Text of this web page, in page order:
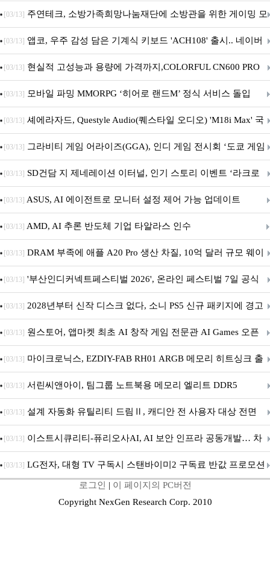
픈
[03/13] 주연테크, 소방가족희망나눔재단에 소방관을 위한 게이밍 모
니터·스마트 펫 침대 기부
[03/13] 앱코, 우주 감성 담은 기계식 키보드 'ACH108' 출시.. 네이버
브랜드데이 기획전 진행
[03/13] 현실적 고성능과 용량에 가격까지,COLORFUL CN600 PRO
M.2 NVMe 디앤디컴 1TB
[03/13] 모바일 파밍 MMORPG ‘히어로 랜드M’ 정식 서비스 돌입
[03/13] 셰에라자드, Questyle Audio(퀘스타일 오디오) 'M18i Max' 국
내 정식 출시
[03/13] 그라비티 게임 어라이즈(GGA), 인디 게임 전시회 ‘도쿄 게임
던전 13’ 참가!
[03/13] SD건담 지 제네레이션 이터널, 인기 스토리 이벤트 ‘라크로
아의 용사’ 재개최 및 풍성한 기념 이벤트 실시!
[03/13] ASUS, AI 에이전트로 모니터 설정 제어 가능 업데이트
[03/13] AMD, AI 추론 반도체 기업 타알라스 인수
[03/13] DRAM 부족에 애플 A20 Pro 생산 차질, 10억 달러 규모 웨이
퍼 대기
[03/13] '부산인디커넥트페스티벌 2026', 온라인 페스티벌 7일 공식
개막... 22일간 진행
[03/13] 2028년부터 신작 디스크 없다, 소니 PS5 신규 패키지에 경고
문 추가
[03/13] 원스토어, 앱마켓 최초 AI 창작 게임 전문관 AI Games 오픈
[03/13] 마이크로닉스, EZDIY-FAB RH01 ARGB 메모리 히트싱크 출
시
[03/13] 서린씨앤아이, 팀그룹 노트북용 메모리 엘리트 DDR5
5600MHz 16GB 출시
[03/13] 설계 자동화 유틸리티 드림Ⅱ, 캐디안 전 사용자 대상 전면
무상 배포
[03/13] 이스트시큐리티-퓨리오사AI, AI 보안 인프라 공동개발… 차
세대 AI 보안 플랫폼 구축
[03/13] LG전자, 대형 TV 구독시 스탠바이미2 구독료 반값 프로모션
로그인 | 이 페이지의 PC버전
Copyright NexGen Research Corp. 2010